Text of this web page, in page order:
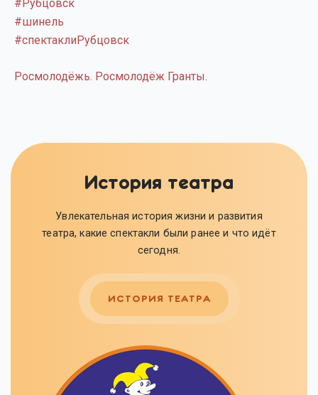
#Рубцовск
#шинель
#спектаклиРубцовск
Росмолодёжь. Росмолодёж Гранты.
История театра
Увлекательная история жизни и развития
театра, какие спектакли были ранее и что идёт
сегодня.
ИСТОРИЯ ТЕАТРА